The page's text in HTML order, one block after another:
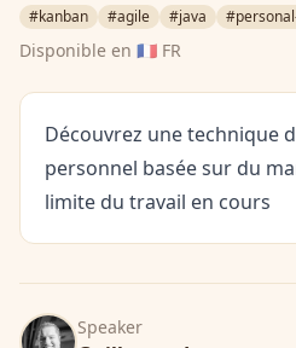
#kanban
#agile #java
Disponible en 🇫🇷 FR
Découvrez une technique
personnel basée sur du
limite du travail en cours
Speaker